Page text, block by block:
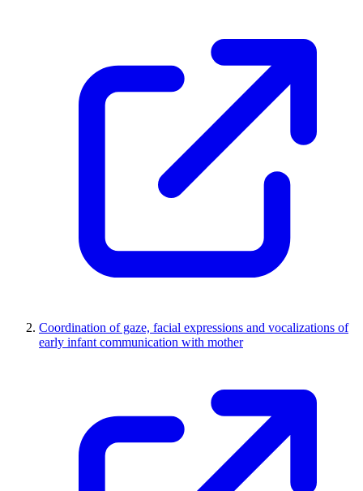
Coordination of gaze, facial expressions and vocalizations of
early infant communication with mother